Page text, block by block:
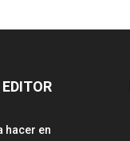
hacer en